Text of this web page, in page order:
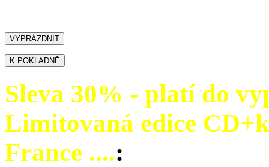
Sleva 30% - platí do
Limitovaná edice
France ....: